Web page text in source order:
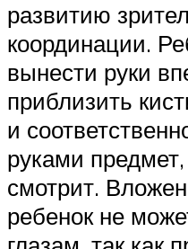
развитию
координации.
вынести руки
приблизить
и
руками
смотрит.
ребенок не